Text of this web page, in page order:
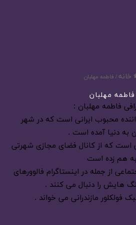
خانه/ فاطمه مهلبان
فاطمه مهلبان
فاطمه مهلبان :
محبوب ایرانی است که در شهر
به دنیا آمده است .
است که از کانال فضای مجازی شهرتی
به هم زده است
از جمله در اینستاگرام فالوورهای
هایش را دنبال می کنند .
فولکلور مازندرانی می خواند .